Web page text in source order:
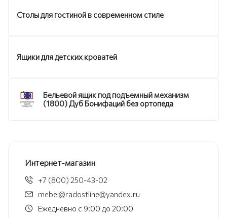
Столы для гостиной в современном стиле
Ящики для детских кроватей
Бельевой ящик под подъемный механизм
(1800) Дуб Бонифаций без ортопеда
Интернет-магазин
+7 (800) 250-43-02
mebel@radostline@yandex.ru
Ежедневно с 9:00 до 20:00